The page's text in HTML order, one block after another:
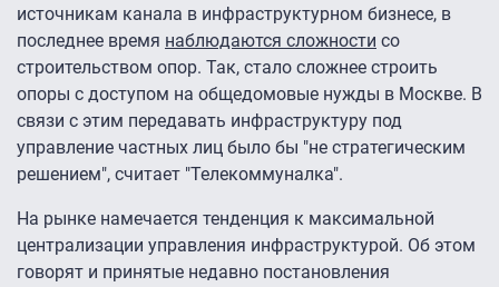
источникам канала в инфраструктурном бизнесе, в
последнее время наблюдаются сложности со
строительством опор. Так, стало сложнее строить
опоры с доступом на общедомовые нужды в Москве. В
связи с этим передавать инфраструктуру под
управление частных лиц было бы "не стратегическим
решением", считает "Телекоммуналка".
На рынке намечается тенденция к максимальной
централизации управления инфраструктурой. Об этом
говорят и принятые недавно постановления